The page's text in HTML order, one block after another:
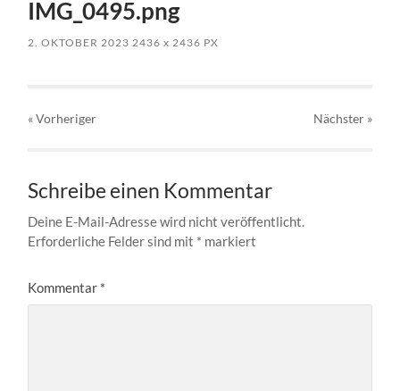
IMG_0495.png
2. OKTOBER 2023 2436x 2436 PX
« Vorheriger Nächster »
Schreibe einen Kommentar
Deine E-Mail-Adresse wird nicht veröffentlicht.
Erforderliche Felder sind mit * markiert
Kommentar *